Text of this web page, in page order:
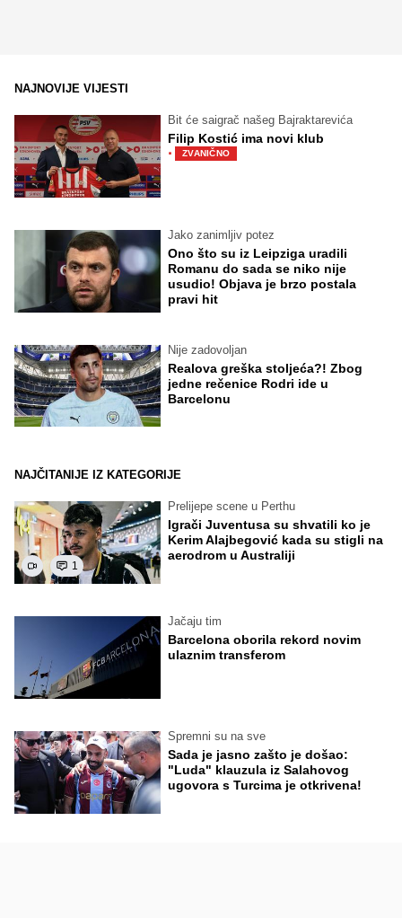
NAJNOVIJE VIJESTI
Bit će saigrač našeg Bajraktarevića
Filip Kostić ima novi klub
· ZVANIČNO
Jako zanimljiv potez
Ono što su iz Leipziga uradili
Romanu do sada se niko nije
usudio! Objava je brzo postala
pravi hit
Nije zadovoljan
Realova greška stoljeća?! Zbog
jedne rečenice Rodri ide u
Barcelonu
NAJČITANIJE IZ KATEGORIJE
1
Prelijepe scene u Perthu
Igrači Juventusa su shvatili ko je
Kerim Alajbegović kada su stigli na
aerodrom u Australiji
Jačaju tim
Barcelona oborila rekord novim
ulaznim transferom
Spremni su na sve
Sada je jasno zašto je došao:
"Luda" klauzula iz Salahovog
ugovora s Turcima je otkrivena!